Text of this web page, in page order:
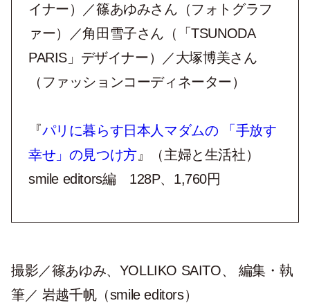
イナー）／篠あゆみさん（フォトグラフ
ァー）／角田雪子さん（「TSUNODA
PARIS」デザイナー）／大塚博美さん
（ファッションコーディネーター）
『パリに暮らす日本人マダムの 「手放す
幸せ」の見つけ方』（主婦と生活社）
smile editors編 128P、1,760円
撮影／篠あゆみ、YOLLIKO SAITO、 編集・執
筆／ 岩越千帆（smile editors）